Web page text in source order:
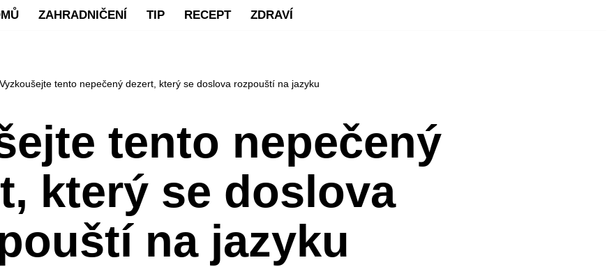
ZAHRADNIČENÍ TIP RECEPT ZDRAVÍ
Vyzkoušejte tento nepečený dezert, který se doslova rozpouští na jazyku
tento nepečený
který se doslova
na jazyku